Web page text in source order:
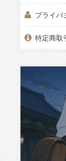
プライバ
特定商取